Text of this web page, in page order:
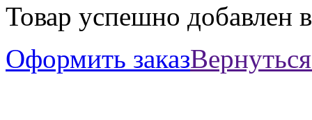
Товар успешно добавлен
Оформить заказ